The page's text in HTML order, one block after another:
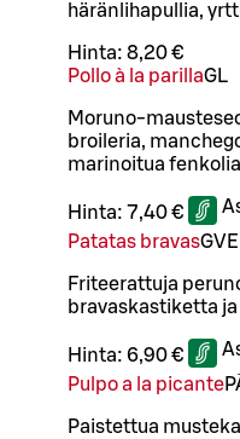
häränlihapullia,
Hinta: 8,20 €
Pollo à la parillaGL
Moruno-
broileria,
marinoitua fenkolia
Hinta: 7,40 €
Patatas bravasGVE
Friteerattuja
bravaskastiketta ja
Hinta: 6,90 €
Pulpo a la picante
Paistettua